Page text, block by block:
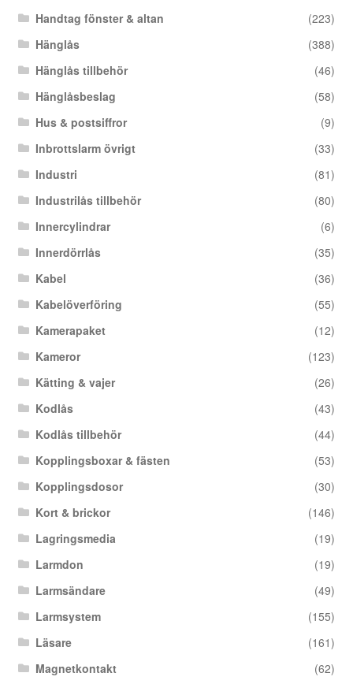
Handtag fönster & altan
(223)
Hänglås
(388)
Hänglås tillbehör
(46)
Hänglåsbeslag
(58)
Hus & postsiffror
(9)
Inbrottslarm övrigt
(33)
Industri
(81)
Industrilås tillbehör
(80)
Innercylindrar
(6)
Innerdörrlås
(35)
Kabel
(36)
Kabelöverföring
(55)
Kamerapaket
(12)
Kameror
(123)
Kätting & vajer
(26)
Kodlås
(43)
Kodlås tillbehör
(44)
Kopplingsboxar & fästen
(53)
Kopplingsdosor
(30)
Kort & brickor
(146)
Lagringsmedia
(19)
Larmdon
(19)
Larmsändare
(49)
Larmsystem
(155)
Läsare
(161)
Magnetkontakt
(62)